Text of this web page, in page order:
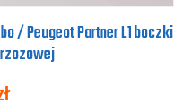
/ Peugeot Partner L1 boczki